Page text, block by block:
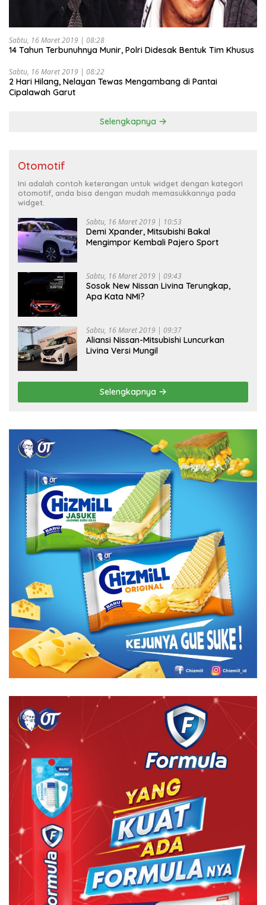
Sabtu, 16 Maret 2019 | 08:28
14 Tahun Terbunuhnya Munir, Polri Didesak Bentuk Tim Khusus
Sabtu, 16 Maret 2019 | 08:22
2 Hari Hilang, Nelayan Tewas Mengambang di Pantai
Cipalawah Garut
Selengkapnya
Otomotif
Ini adalah contoh keterangan untuk widget dengan kategori
otomotif, anda bisa dengan mudah memasukkannya pada
widget.
Sabtu, 16 Maret 2019 | 10:53
Demi Xpander, Mitsubishi Bakal
Mengimpor Kembali Pajero Sport
Sabtu, 16 Maret 2019 | 09:43
Sosok New Nissan Livina Terungkap,
Apa Kata NMI?
Sabtu, 16 Maret 2019 | 09:37
Aliansi Nissan-Mitsubishi Luncurkan
Livina Versi Mungil
Selengkapnya